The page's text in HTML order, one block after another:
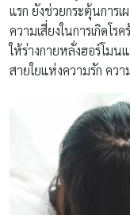
แรก ยังช่วยกระตุ้นการ
ความเสี่ยงในการเกิดโร
ให้ร่างกายหลั่งฮอร์โมน
สายใยแห่งความรัก คว